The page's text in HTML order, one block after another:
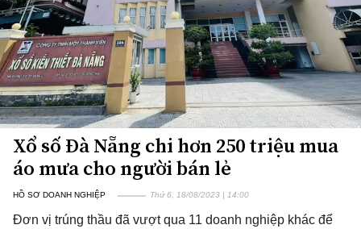
Xổ số Đà Nẵng chi hơn 250 triệu mua
áo mưa cho người bán lẻ
HỒ SƠ DOANH NGHIỆP Thứ 6, 18/08/2023 | 14:00
Đơn vị trúng thầu đã vượt qua 11 doanh nghiệp khác để